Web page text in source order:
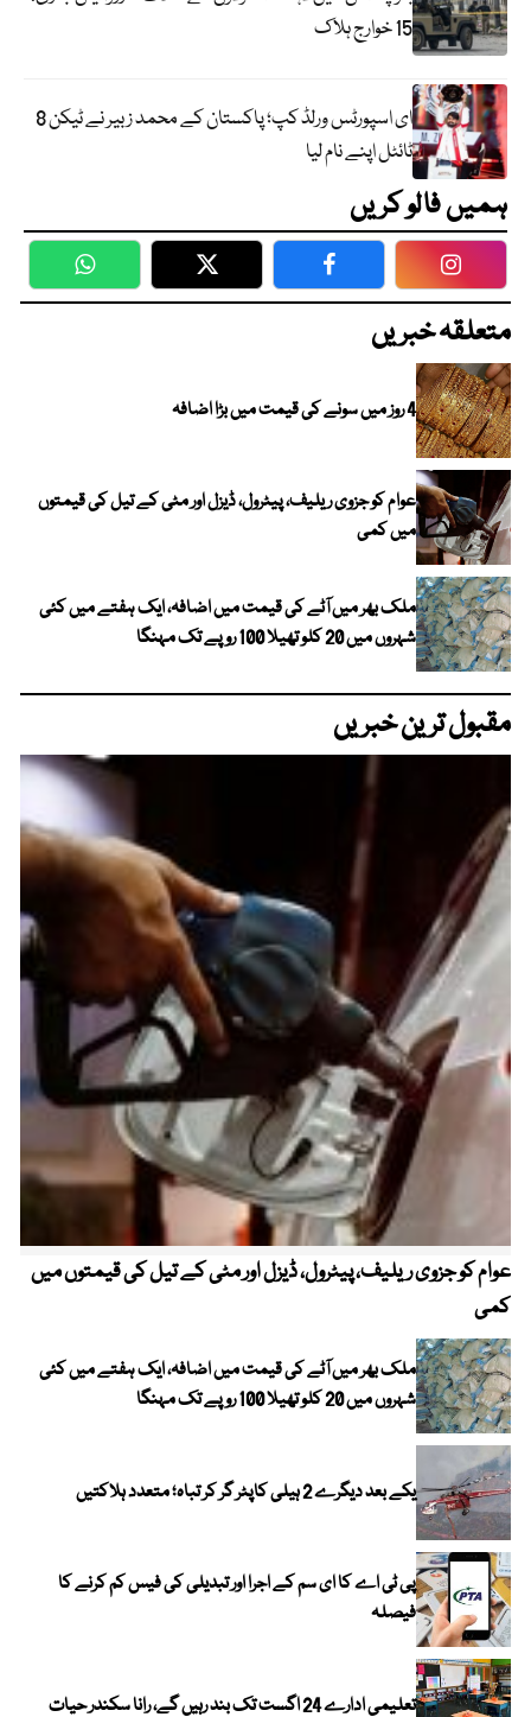
15 خوارج ہلاک
ای اسپورٹس ورلڈ کپ؛ پاکستان کے محمد زبیر نے ٹیکن 8
ٹائٹل اپنے نام لیا
ہمیں فالو کریں
WhatsApp Twitter Facebook
متعلقہ خبریں
4 روز میں سونے کی قیمت میں بڑا اضافہ
عوام کو جزوی ریلیف، پیٹرول، ڈیزل اور مٹی کے تیل کی قیمتوں
میں کمی
ملک بھر میں آٹے کی قیمت میں اضافہ، ایک ہفتے میں کئی
شہروں میں 20 کلو تھیلا 100 روپے تک مہنگا
مقبول ترین خبریں
عوام کو جزوی ریلیف، پیٹرول، ڈیزل اور مٹی کے تیل کی قیمتوں میں
کمی
ملک بھر میں آٹے کی قیمت میں اضافہ، ایک ہفتے میں کئی
شہروں میں 20 کلو تھیلا 100 روپے تک مہنگا
یکے بعد دیگرے 2 ہیلی کاپٹر گر کر تباہ؛ متعدد ہلاکتیں
پی ٹی اے کا ای سم کے اجرا اور تبدیلی کی فیس کم کرنے کا
فیصلہ
تعلیمی ادارے 24 اگست تک بند رہیں گے، رانا سکندر حیات